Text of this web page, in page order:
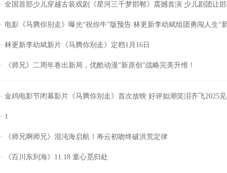
· 全国首部少儿穿越古装戏剧《星河三千梦邯郸》震撼首演 少儿剧团让
· 电影《马腾你别走》曝光“祝你牛”版预告 林更新李幼斌组团勇闯人生“
· 林更新李幼斌新片《马腾你别走》定档1月16日
· 《师兄》二周年卷出新局，优酷动漫“新原创”战略完美升维！
· 金鸡电影节闭幕影片《马腾你别走》首次放映 好评如潮笑泪齐飞2025见
· 1
· 《师兄啊师兄》混沌海启航！寿云初吻终破洪荒定律
· 《百川东到海》11.18 童心觅归处